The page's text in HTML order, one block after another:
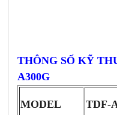
THÔNG SỐ KỸ
A300G
MODEL TDF-